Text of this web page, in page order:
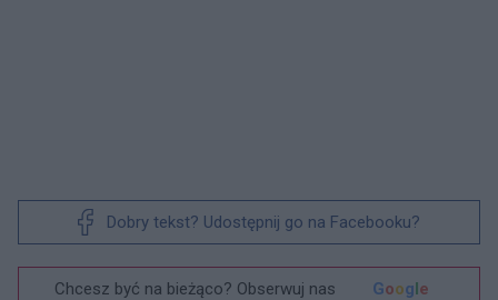
Dobry tekst? Udostępnij go na Facebooku?
Chcesz być na bieżąco? Obserwuj nas
Google